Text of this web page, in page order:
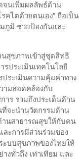
นเพิ่มผลลัพธ์ด้าน
คไตด้วยตนเอง” ถือเป็น
ภูมิ ช่วยป้องกันและ
สุขภาพเข้าสู่ชุดสิทธิ
ประเมินเทคโนโลยี
ประเมินความคุ้มค่าทาง
ามสอดคล้องกับ
าร รวมถึงประเด็นด้าน
ที่จะนำนวัตกรรมด้าน
านสาธารณสุขให้กับคน
ะการมีส่วนร่วมของ
บบสุขภาพของไทยให้
งทั่วถึง เท่าเทียม และ